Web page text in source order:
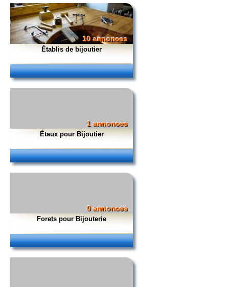
10 annonces
Établis de bijoutier
1 annonces
Étaux pour Bijoutier
0 annonces
Forets pour Bijouterie